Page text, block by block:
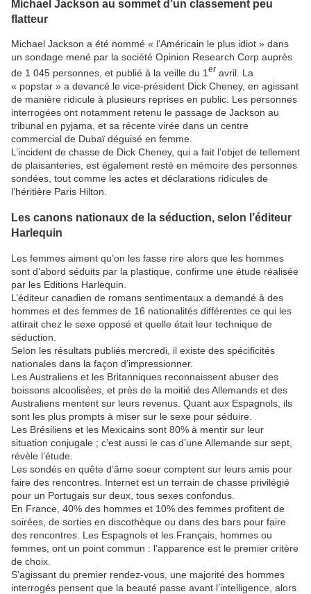
Michael Jackson au sommet d’un classement peu
flatteur
Michael Jackson a été nommé « l’Américain le plus idiot » dans
un sondage mené par la société Opinion Research Corp auprès
de 1 045 personnes, et publié à la veille du 1 er avril. La
« popstar » a devancé le vice-président Dick Cheney, en agissant
de manière ridicule à plusieurs reprises en public. Les personnes
interrogées ont notamment retenu le passage de Jackson au
tribunal en pyjama, et sa récente virée dans un centre
commercial de Dubaï déguisé en femme.
L’incident de chasse de Dick Cheney, qui a fait l’objet de tellement
de plaisanteries, est également resté en mémoire des personnes
sondées, tout comme les actes et déclarations ridicules de
l’héritière Paris Hilton.
Les canons nationaux de la séduction, selon l’éditeur
Harlequin
Les femmes aiment qu’on les fasse rire alors que les hommes
sont d’abord séduits par la plastique, confirme une étude réalisée
par les Editions Harlequin.
L’éditeur canadien de romans sentimentaux a demandé à des
hommes et des femmes de 16 nationalités différentes ce qui les
attirait chez le sexe opposé et quelle était leur technique de
séduction.
Selon les résultats publiés mercredi, il existe des spécificités
nationales dans la façon d’impressionner.
Les Australiens et les Britanniques reconnaissent abuser des
boissons alcoolisées, et près de la moitié des Allemands et des
Australiens mentent sur leurs revenus. Quant aux Espagnols, ils
sont les plus prompts à miser sur le sexe pour séduire.
Les Brésiliens et les Mexicains sont 80% à mentir sur leur
situation conjugale ; c’est aussi le cas d’une Allemande sur sept,
révèle l’étude.
Les sondés en quête d’âme soeur comptent sur leurs amis pour
faire des rencontres. Internet est un terrain de chasse privilégié
pour un Portugais sur deux, tous sexes confondus.
En France, 40% des hommes et 10% des femmes profitent de
soirées, de sorties en discothèque ou dans des bars pour faire
des rencontres. Les Espagnols et les Français, hommes ou
femmes, ont un point commun : l’apparence est le premier critère
de choix.
S’agissant du premier rendez-vous, une majorité des hommes
interrogés pensent que la beauté passe avant l’intelligence, alors